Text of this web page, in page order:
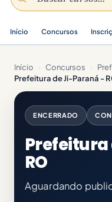
Início Concursos
Início › Concursos ›
Prefeitura de Ji-Paraná -
ENCERRADO
RO
Aguardando